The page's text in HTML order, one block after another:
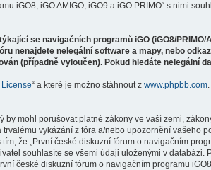
iGO8, iGO AMIGO, iGO9 a iGO PRIMO“ s nimi
se navigačních programů iGO (iGO8/
nenajdete nelegální software a mapy, nebo
(případně vyloučen). Pokud hledáte nelegální
“ a které je možno stáhnout z www.phpbb.com
mohl porušovat platné zákony ve vaší zemi,
vykázání z fóra a/nebo upozornění
že „První české diskuzní fórum o navigačním
souhlasíte se všemi údaji uloženými v databázi.
české diskuzní fórum o navigačním programu